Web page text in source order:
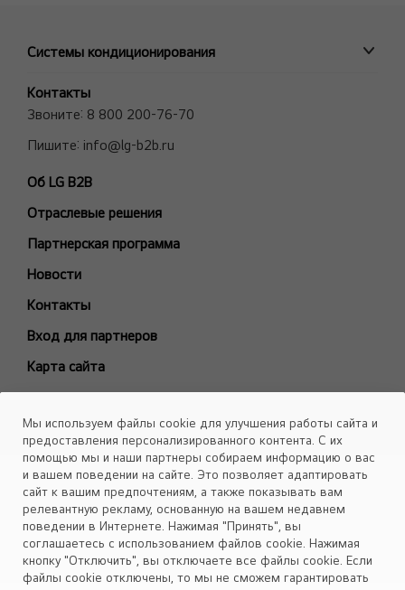
Системы кондиционирования
ПРОМЫШЛЕННЫЕ СИСТЕМЫ
MULTI V VRF системы
Полупромышленные сплит-системы
Холодильные Машины (Чиллеры)
Фанкойлы
Модели снятые с производства
БЫТОВЫЕ СПЛИТ-СИСТЕМЫ
ARTCOOL Mirror
ARTCOOL Objet Green
Deluxe Pro
Air PuriCare
Evo Max
Eco Smart
Look Smart
ProCool
Контакты
Звоните: 8 800 200-76-70
Пишите: info@lg-b2b.ru
Об LG B2B
Отраслевые решения
Партнерская программа
Новости
Контакты
Вход для партнеров
Карта сайта
Скачать
Объекты
Установите приложение «Cервис кондиционеров LG Aircon»
Мы используем файлы cookie для улучшения работы сайта и
предоставления персонализированного контента. С их
помощью мы и наши партнеры собираем информацию о вас
и вашем поведении на сайте. Это позволяет адаптировать
сайт к вашим предпочтениям, а также показывать вам
релевантную рекламу, основанную на вашем недавнем
поведении в Интернете. Нажимая "Принять", вы
соглашаетесь с использованием файлов cookie. Нажимая
кнопку "Отключить", вы отключаете все файлы cookie. Если
файлы cookie отключены, то мы не сможем гарантировать